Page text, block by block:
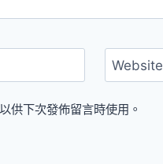
Website
供下次發佈留言時使用。